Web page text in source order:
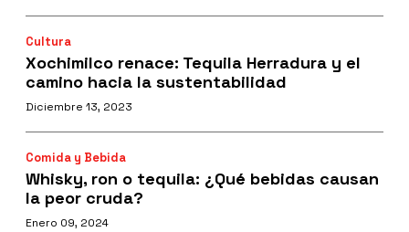
Cultura
Xochimilco renace: Tequila Herradura y el
camino hacia la sustentabilidad
Diciembre 13, 2023
Comida y Bebida
Whisky, ron o tequila: ¿Qué bebidas causan
la peor cruda?
Enero 09, 2024